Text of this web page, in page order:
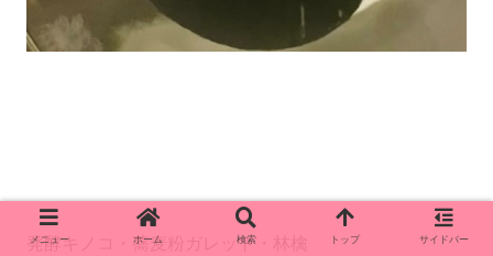
発酵キノコ・蕎麦粉ガレット・林檎
メニュー ホーム 検索 トップ サイドバー